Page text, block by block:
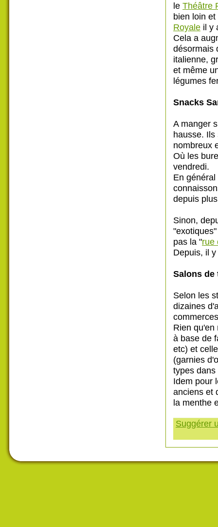
le Théâtre
bien loin
Royale il y
Cela a
désormais
italienne,
et même
légumes
Snacks
A manger
hausse.
nombreux
Où les
vendredi.
En
depuis
Sinon,
pas la "rue
Depuis, il
Salons de
Selon les
dizaines
Rien qu'en
à base de
etc) et
(garnies
types
Idem pour
anciens et
la menthe
Suggérer